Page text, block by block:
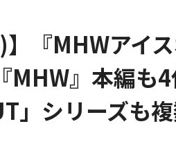
『MHWアイス
MHW』本編
」シリーズも